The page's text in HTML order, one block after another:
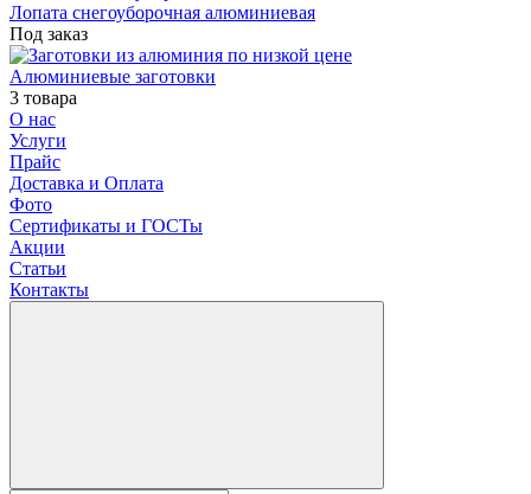
Лопата снегоуборочная алюминиевая
Под заказ
Алюминиевые заготовки
3 товара
О нас
Услуги
Прайс
Доставка и Оплата
Фото
Сертификаты и ГОСТы
Акции
Статьи
Контакты